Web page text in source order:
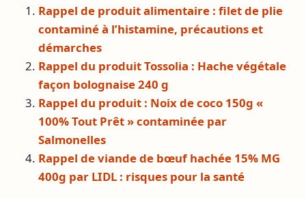
Rappel de produit alimentaire : filet de plie
contaminé à l’histamine, précautions et
démarches
Rappel du produit Tossolia : Hache végétale
façon bolognaise 240 g
Rappel du produit : Noix de coco 150g «
100% Tout Prêt » contaminée par
Salmonelles
Rappel de viande de bœuf hachée 15% MG
400g par LIDL : risques pour la santé